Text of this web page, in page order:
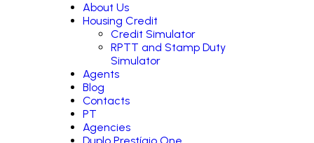
About Us
Housing Credit
Credit Simulator
RPTT and Stamp Duty
Simulator
Agents
Blog
Contacts
PT
Agencies